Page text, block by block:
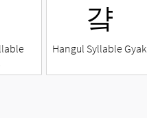
걐
Hangul Syllable Gyak